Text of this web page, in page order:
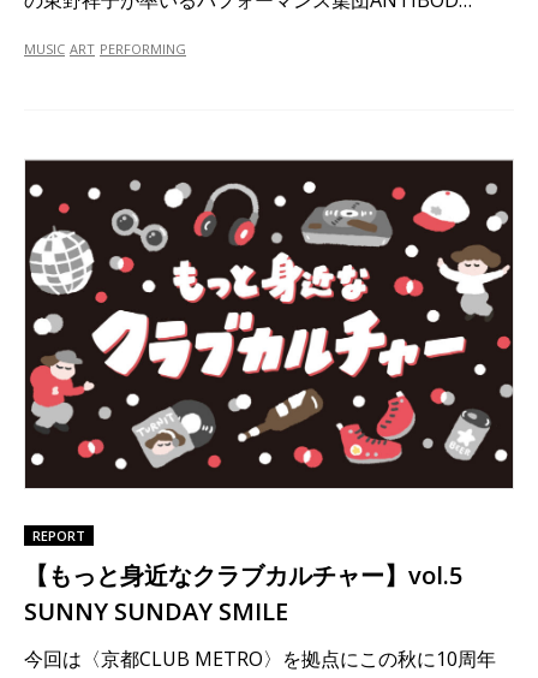
MUSIC ART PERFORMING
REPORT
【もっと身近なクラブカルチャー】vol.5
SUNNY SUNDAY SMILE
今回は〈京都CLUB METRO〉を拠点にこの秋に10周年